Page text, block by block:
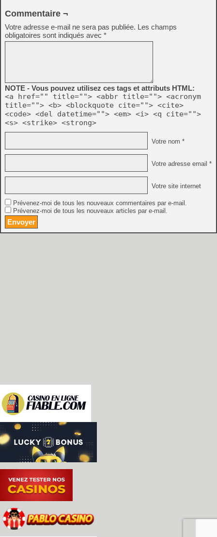
Commentaire ¬
Votre adresse e-mail ne sera pas publiée. Les champs
obligatoires sont indiqués avec *
NOTE - Vous pouvez utilisez ces tags et attributs HTML:
<a href="" title=""> <abbr title=""> <acronym
title=""> <b> <blockquote cite=""> <cite>
<code> <del datetime=""> <em> <i> <q cite="">
<s> <strike> <strong>
Votre nom *
Votre adresse email *
Votre site internet
Prévenez-moi de tous les nouveaux commentaires par e-mail.
Prévenez-moi de tous les nouveaux articles par e-mail.